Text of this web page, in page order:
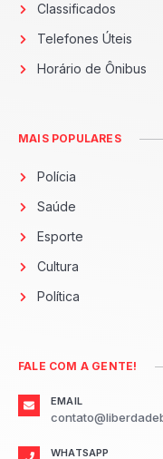
Classificados
Telefones Úteis
Horário de Ônibus
MAIS POPULARES
Polícia
Saúde
Esporte
Cultura
Política
FALE COM A GENTE!
EMAIL
WHATSAPP